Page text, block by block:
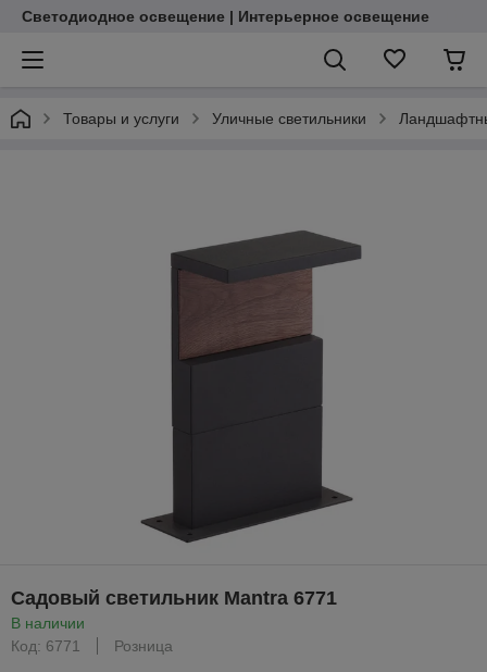
Светодиодное освещение | Интерьерное освещение
Товары и услуги Уличные светильники
Садовый светильник Mantra 6771
В наличии
Код: 6771
Розница